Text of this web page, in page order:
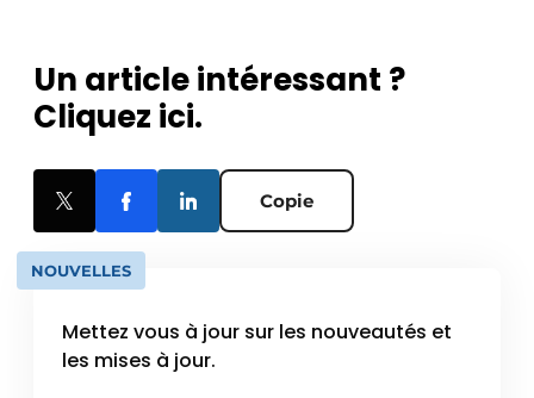
Un article intéressant ?
Cliquez ici.
Copie
NOUVELLES
Mettez vous à jour sur les nouveautés et
les mises à jour.